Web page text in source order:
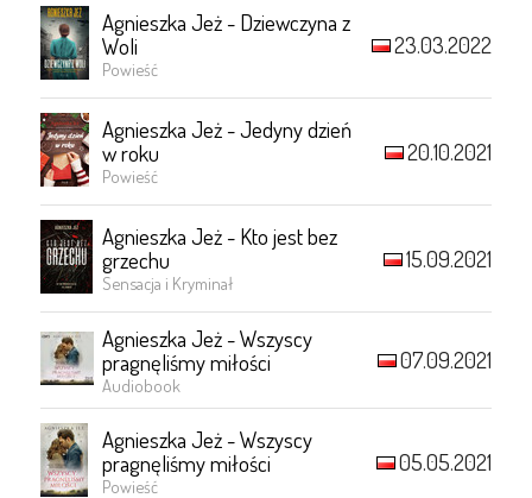
Agnieszka Jeż - Dziewczyna z
Woli
Powieść
23.03.2022
Agnieszka Jeż - Jedyny dzień
w roku
Powieść
20.10.2021
Agnieszka Jeż - Kto jest bez
grzechu
Sensacja i Kryminał
15.09.2021
Agnieszka Jeż - Wszyscy
pragnęliśmy miłości
Audiobook
07.09.2021
Agnieszka Jeż - Wszyscy
pragnęliśmy miłości
Powieść
05.05.2021